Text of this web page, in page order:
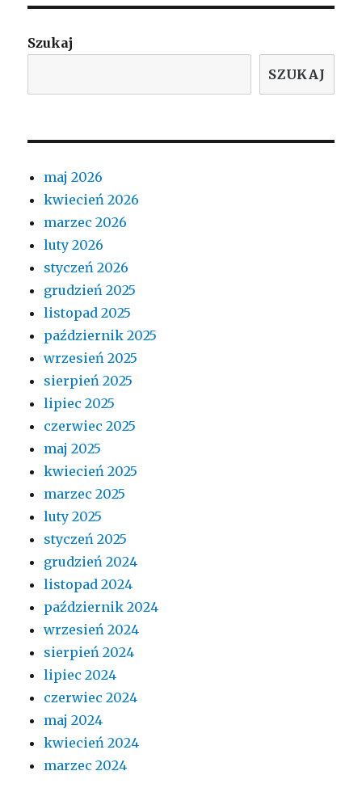
Szukaj
SZUKAJ
maj 2026
kwiecień 2026
marzec 2026
luty 2026
styczeń 2026
grudzień 2025
listopad 2025
październik 2025
wrzesień 2025
sierpień 2025
lipiec 2025
czerwiec 2025
maj 2025
kwiecień 2025
marzec 2025
luty 2025
styczeń 2025
grudzień 2024
listopad 2024
październik 2024
wrzesień 2024
sierpień 2024
lipiec 2024
czerwiec 2024
maj 2024
kwiecień 2024
marzec 2024